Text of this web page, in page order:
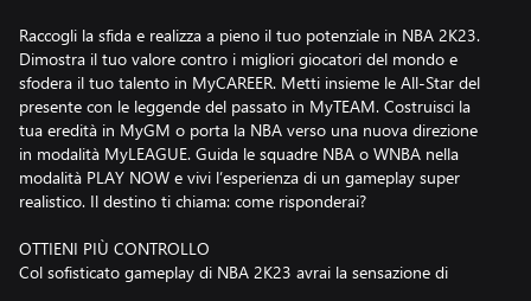
Raccogli la sfida e realizza a pieno il tuo potenziale in NBA 2K23.
Dimostra il tuo valore contro i migliori giocatori del mondo e
sfodera il tuo talento in MyCAREER. Metti insieme le All-Star del
presente con le leggende del passato in MyTEAM. Costruisci la
tua eredità in MyGM o porta la NBA verso una nuova direzione
in modalità MyLEAGUE. Guida le squadre NBA o WNBA nella
modalità PLAY NOW e vivi l’esperienza di un gameplay super
realistico. Il destino ti chiama: come risponderai?
OTTIENI PIÙ CONTROLLO
Col sofisticato gameplay di NBA 2K23 avrai la sensazione di